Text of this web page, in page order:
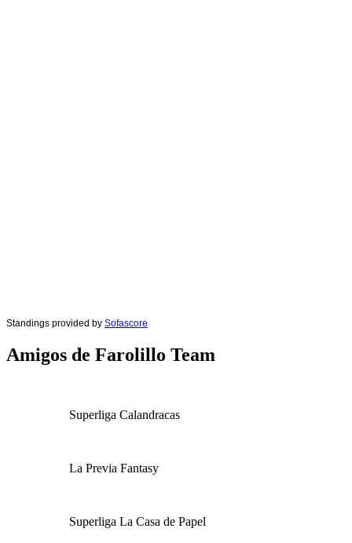
Standings provided by Sofascore
Amigos de Farolillo Team
Superliga Calandracas
La Previa Fantasy
Superliga La Casa de Papel